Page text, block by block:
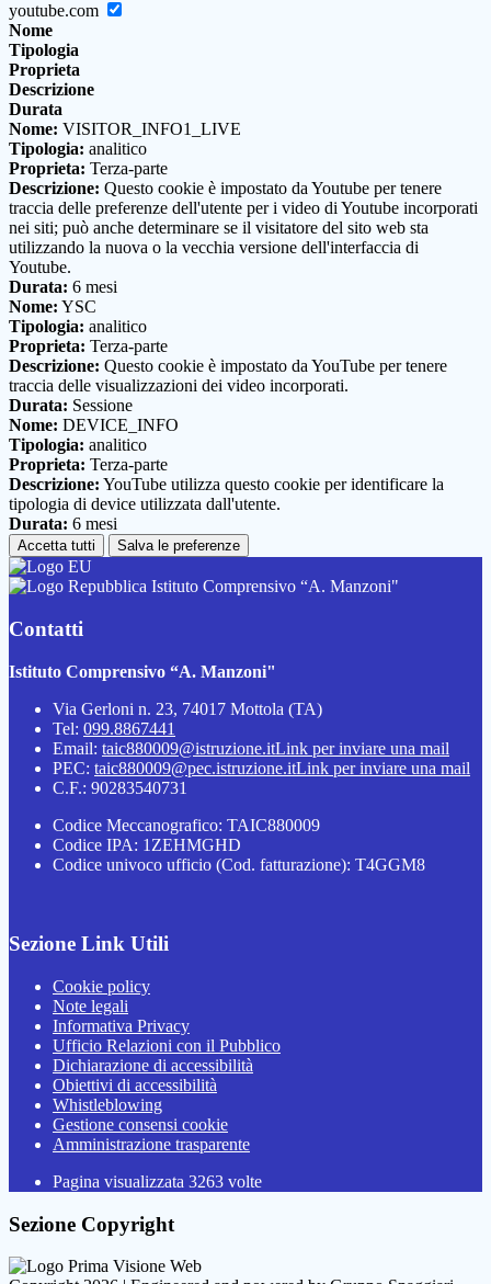
youtube.com
Nome
Tipologia
Proprieta
Descrizione
Durata
Nome: VISITOR_INFO1_LIVE
Tipologia: analitico
Proprieta: Terza-parte
Descrizione: Questo cookie è impostato da Youtube per tenere
traccia delle preferenze dell'utente per i video di Youtube incorporati
nei siti; può anche determinare se il visitatore del sito web sta
utilizzando la nuova o la vecchia versione dell'interfaccia di
Youtube.
Durata: 6 mesi
Nome: YSC
Tipologia: analitico
Proprieta: Terza-parte
Descrizione: Questo cookie è impostato da YouTube per tenere
traccia delle visualizzazioni dei video incorporati.
Durata: Sessione
Nome: DEVICE_INFO
Tipologia: analitico
Proprieta: Terza-parte
Descrizione: YouTube utilizza questo cookie per identificare la
tipologia di device utilizzata dall'utente.
Durata: 6 mesi
Accetta tutti Salva le preferenze
Istituto Comprensivo “A. Manzoni"
Contatti
Istituto Comprensivo “A. Manzoni"
Via Gerloni n. 23, 74017 Mottola (TA)
Tel: 099.8867441
Email: taic880009@istruzione.itLink per inviare una mail
PEC: taic880009@pec.istruzione.itLink per inviare una mail
C.F.: 90283540731
Codice Meccanografico: TAIC880009
Codice IPA: 1ZEHMGHD
Codice univoco ufficio (Cod. fatturazione): T4GGM8
Sezione Link Utili
Cookie policy
Note legali
Informativa Privacy
Ufficio Relazioni con il Pubblico
Dichiarazione di accessibilità
Obiettivi di accessibilità
Whistleblowing
Gestione consensi cookie
Amministrazione trasparente
Pagina visualizzata 3263 volte
Sezione Copyright